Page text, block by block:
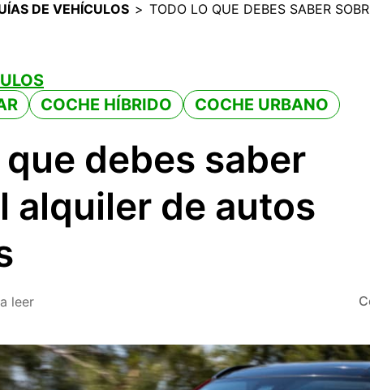
DE VEHÍCULOS > TODO LO QUE DEBES SABER
COCHE HÍBRIDO COCHE URBANO
debes saber
alquiler de autos
leer